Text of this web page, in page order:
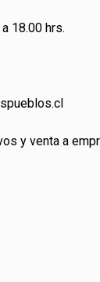
18.00 hrs.
pueblos.cl
y venta a